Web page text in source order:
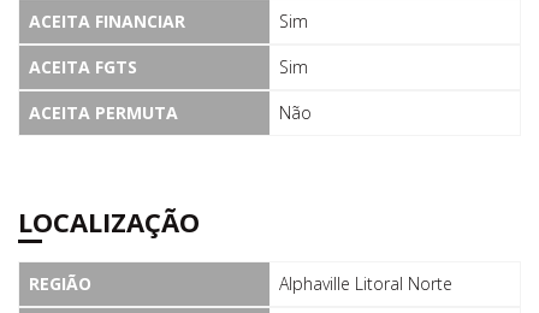
ACEITA FINANCIAR
Sim
ACEITA FGTS
Sim
ACEITA PERMUTA
Não
LOCALIZAÇÃO
REGIÃO
Alphaville Litoral Norte